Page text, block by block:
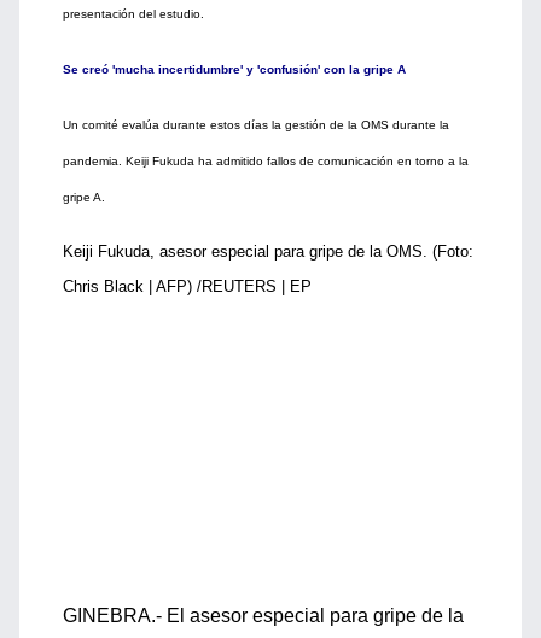
presentación del estudio.
Se creó 'mucha incertidumbre' y 'confusión' con la gripe A
Un comité evalúa durante estos días la gestión de la OMS durante la
pandemia. Keiji Fukuda ha admitido fallos de comunicación en torno a la
gripe A.
Keiji Fukuda, asesor especial para gripe de la OMS. (Foto:
Chris Black | AFP) /REUTERS | EP
GINEBRA.- El asesor especial para gripe de la